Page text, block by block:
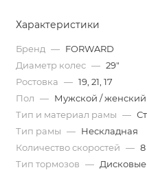
Характеристики
Бренд — FORWARD
Диаметр колес — 29"
Ростовкa — 19, 21, 17
Пол — Мужской / женский
Тип и материал рамы —
Тип рамы — Нескладная
Количество скоростей — 8
Тип тормозов — Дисковые